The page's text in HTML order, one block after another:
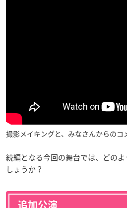
撮影メイキングと、みなさんからのコ
続編となる今回の舞台では、どの
しょうか？
追加公演